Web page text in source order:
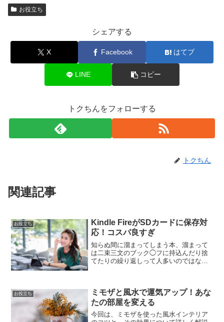
お役立ち
シェアする
X Facebook はてブ
LINE コピー
トクちんをフォローする
トクちん
関連記事
お役立ち
Kindle FireがSDカードに保存対
応！コスパ良すぎ
知らぬ間に溜まってしまう本、溜まって
は二束三文のブック◯フに持込んだり捨
てたりの繰り返しって人多いのではない
な時、電子書籍を思い出し、...
お役立ち
ミモザと風水で運気アップ！あな
たの部屋を変える
今回は、ミモザを使った風水インテリア